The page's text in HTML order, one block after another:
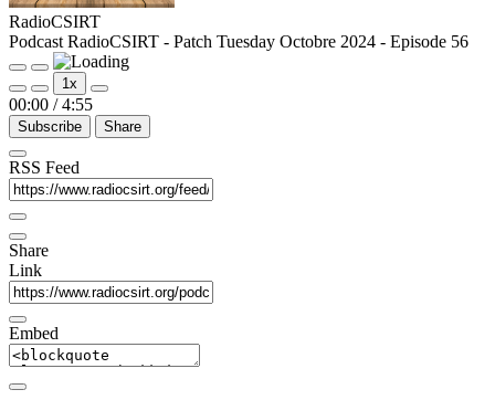
RadioCSIRT
Podcast RadioCSIRT - Patch Tuesday Octobre 2024 - Episode 56
1x
00:00 / 4:55
Subscribe Share
RSS Feed
Share
Link
Embed